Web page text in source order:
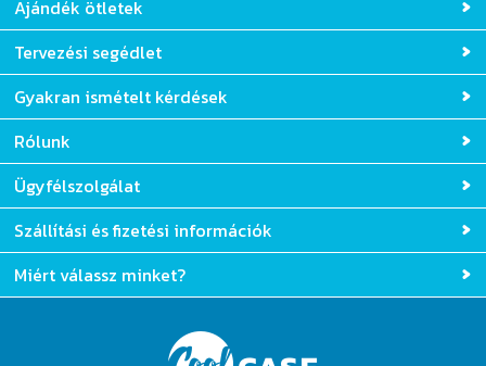
Ajándék ötletek
Tervezési segédlet
Gyakran ismételt kérdések
Rólunk
Ügyfélszolgálat
Szállítási és fizetési információk
Miért válassz minket?